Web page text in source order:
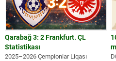
Qarabağ 3: 2 Frankfurt. ÇL
Statistikası
2025–2026 Çempionlar Liqası